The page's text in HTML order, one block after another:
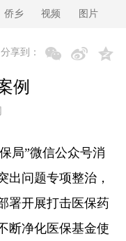
侨乡 视频 图片
分享到：
例
局”微信公众号消
出问题专项整治，
署开展打击医保药
断净化医保基金使